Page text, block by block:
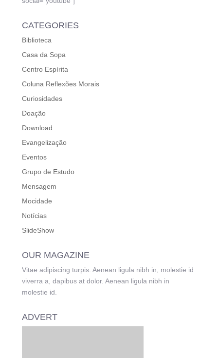
CATEGORIES
Biblioteca
Casa da Sopa
Centro Espírita
Coluna Reflexões Morais
Curiosidades
Doação
Download
Evangelização
Eventos
Grupo de Estudo
Mensagem
Mocidade
Notícias
SlideShow
OUR MAGAZINE
Vitae adipiscing turpis. Aenean ligula nibh in, molestie id
viverra a, dapibus at dolor. Aenean ligula nibh in
molestie id.
ADVERT